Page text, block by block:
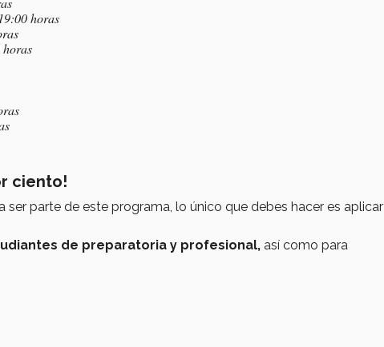
horas
horas
ciento!
ser parte de este programa, lo único que debes hacer es aplicar
de preparatoria y profesional, así como para